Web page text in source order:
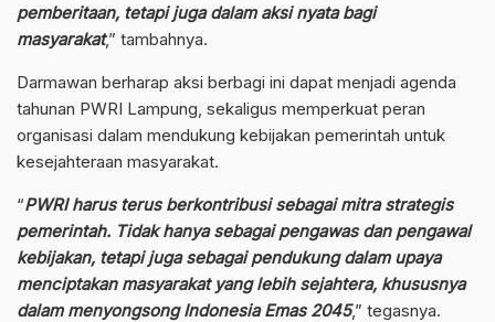
pemberitaan, tetapi juga dalam aksi nyata bagi
masyarakat,” tambahnya.
Darmawan berharap aksi berbagi ini dapat menjadi agenda
tahunan PWRI Lampung, sekaligus memperkuat peran
organisasi dalam mendukung kebijakan pemerintah untuk
kesejahteraan masyarakat.
“PWRI harus terus berkontribusi sebagai mitra strategis
pemerintah. Tidak hanya sebagai pengawas dan pengawal
kebijakan, tetapi juga sebagai pendukung dalam upaya
menciptakan masyarakat yang lebih sejahtera, khususnya
dalam menyongsong Indonesia Emas 2045,” tegasnya.